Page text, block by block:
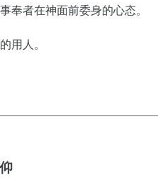
奉者在神面前委身的心态。
用人。